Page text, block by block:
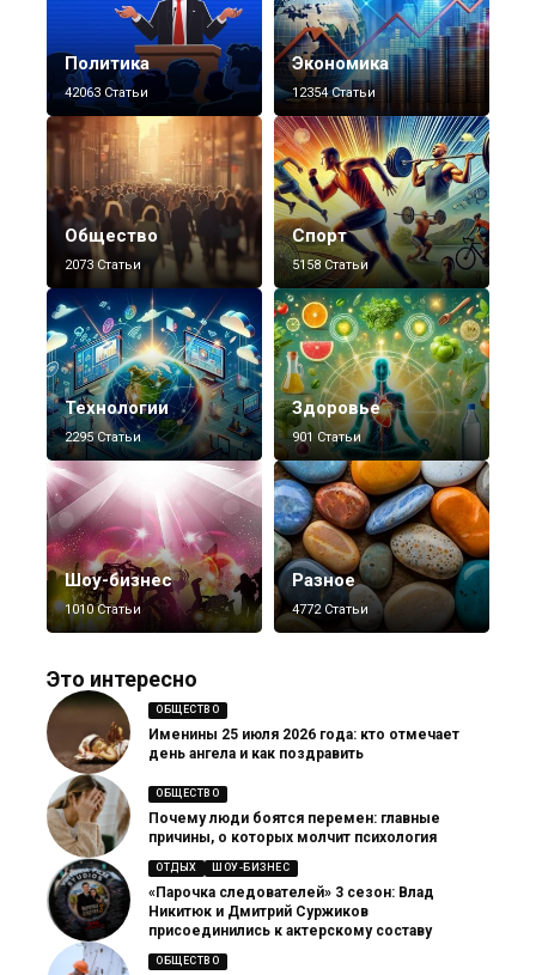
Политика
42063 Статьи
Экономика
12354 Статьи
Общество
2073 Статьи
Спорт
5158 Статьи
Технологии
2295 Статьи
Здоровье
901 Статьи
Шоу-бизнес
1010 Статьи
Разное
4772 Статьи
Это интересно
ОБЩЕСТВО
Именины 25 июля 2026 года: кто отмечает
день ангела и как поздравить
ОБЩЕСТВО
Почему люди боятся перемен: главные
причины, о которых молчит психология
ОТДЫХ ШОУ-БИЗНЕС
«Парочка следователей» 3 сезон: Влад
Никитюк и Дмитрий Суржиков
присоединились к актерскому составу
ОБЩЕСТВО